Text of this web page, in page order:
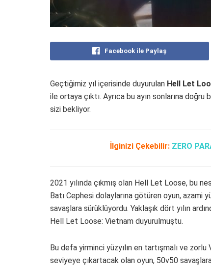
Facebook ile Paylaş
Geçtiğimiz yıl içerisinde duyurulan Hell Let
ile ortaya çıktı. Ayrıca bu ayın sonlarına
sizi bekliyor.
İlginizi Çekebilir: ZERO
2021 yılında çıkmış olan Hell Let Loose, bu
Batı Cephesi dolaylarına götüren oyun, azami
savaşlara sürüklüyordu. Yaklaşık dört yılın
Hell Let Loose: Vietnam duyurulmuştu.
Bu defa yirminci yüzyılın en tartışmalı ve
seviyeye çıkartacak olan oyun, 50v50